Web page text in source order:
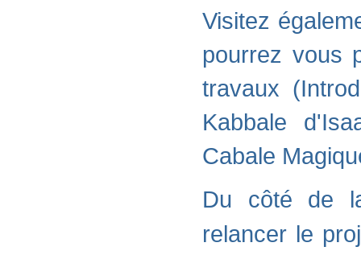
Visitez
pourrez vous
travaux
Kabbale
Cabale
Du côté de
relancer le